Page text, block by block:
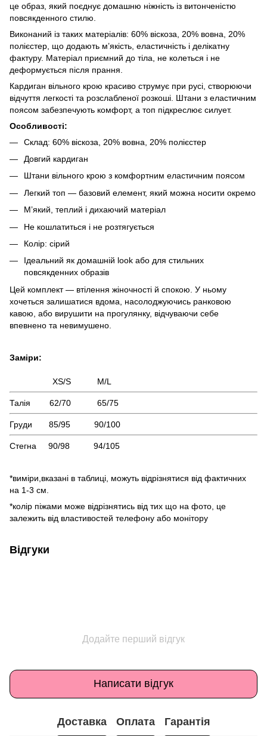
це образ, який поєднує домашню ніжність із витонченістю
повсякденного стилю.
Виконаний із таких матеріалів: 60% віскоза, 20% вовна, 20%
полієстер, що додають м’якість, еластичність і делікатну
фактуру. Матеріал приємний до тіла, не колеться і не
деформується після прання.
Кардиган вільного крою красиво струмує при русі, створюючи
відчуття легкості та розслабленої розкоші. Штани з еластичним
поясом забезпечують комфорт, а топ підкреслює силует.
Особливості:
Склад: 60% віскоза, 20% вовна, 20% полієстер
Довгий кардиган
Штани вільного крою з комфортним еластичним поясом
Легкий топ — базовий елемент, який можна носити окремо
М’який, теплий і дихаючий матеріал
Не кошлатиться і не розтягується
Колір: сірий
Ідеальний як домашній look або для стильних
повсякденних образів
Цей комплект — втілення жіночності й спокою. У ньому
хочеться залишатися вдома, насолоджуючись ранковою
кавою, або вирушити на прогулянку, відчуваючи себе
впевнено та невимушено.
Заміри:
XS/S M/L
Талія 62/70 65/75
Груди 85/95 90/100
Стегна 90/98 94/105
*виміри,вказані в таблиці, можуть відрізнятися від фактичних
на 1-3 см.
*колір піжами може відрізнятись від тих що на фото, це
залежить від властивостей телефону або монітору
Відгуки
Додайте перший відгук
Написати відгук
Доставка Оплата Гарантія